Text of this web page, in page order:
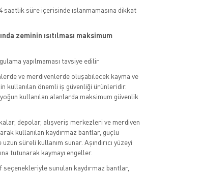
saatlik süre içerisinde ıslanmamasına dikkat
zeminin ısıtılması maksimum
yapılmaması tavsiye edilir
ve merdivenlerde oluşabilecek kayma ve
kullanılan önemli iş güvenliği ürünleridir.
kullanılan alanlarda maksimum güvenlik
depolar, alışveriş merkezleri ve merdiven
kullanılan kaydırmaz bantlar, güçlü
süreli kullanım sunar. Aşındırıcı yüzeyi
tutunarak kaymayı engeller.
seçenekleriyle sunulan kaydırmaz bantlar,